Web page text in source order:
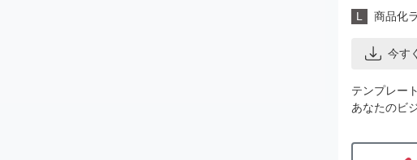
L 商品化
今す
テンプレー
あなたのビ